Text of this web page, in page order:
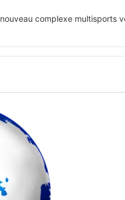
complexe multisports